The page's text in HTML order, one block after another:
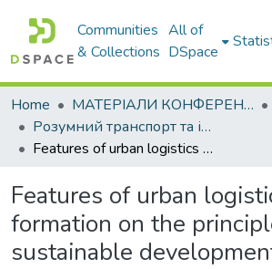
Communities
& Collections
All of
DSpace
Home МАТЕРІАЛИ КОНФЕРЕНЦІЙ
Розумний транспорт та інтегровані транспортні технології
Features of urban logistics formation on the principles of sustainable development
Features of urban
formation on the
sustainable